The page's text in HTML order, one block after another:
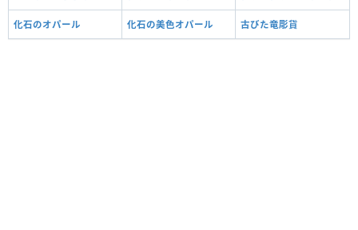
化石のオパール 化石の美色オパール 古びた竜彫貨